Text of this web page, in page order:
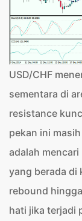
USD/CHF
sementara di
resistance
pekan ini
adalah
yang berada di
rebound
hati jika terjadi